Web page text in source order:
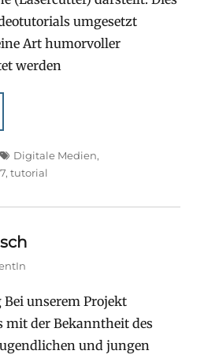
umgesetzt
Art humorvoller
werden
TagsDigitale Medien,
, tutorial
unserem Projekt
mit der Bekanntheit des
und jungen